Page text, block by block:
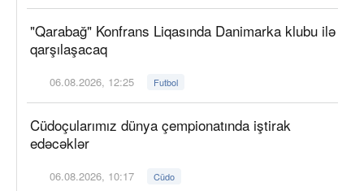
"Qarabağ" Konfrans Liqasında Danimarka klubu ilə
qarşılaşacaq
06.08.2026, 12:25 Futbol
Cüdoçularımız dünya çempionatında iştirak
edəcəklər
06.08.2026, 10:17 Cüdo